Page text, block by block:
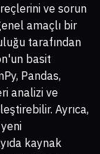
ve sorun
amaçlı bir
tarafından
basit
Pandas,
analizi ve
Ayrıca,
kaynak